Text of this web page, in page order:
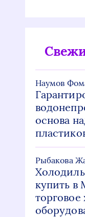
Наумов
основа
Рыбакова
купить в